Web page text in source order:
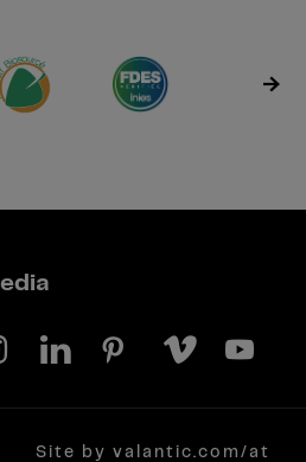
Site by valantic.com/at